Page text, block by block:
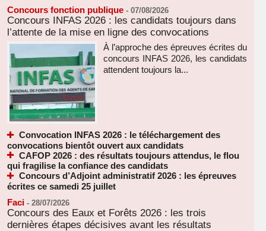
Concours fonction publique - 07/08/2026
Concours INFAS 2026 : les candidats toujours dans
l’attente de la mise en ligne des convocations
À l’approche des épreuves écrites du
concours INFAS 2026, les candidats
attendent toujours la...
Convocation INFAS 2026 : le téléchargement des
convocations bientôt ouvert aux candidats
CAFOP 2026 : des résultats toujours attendus, le flou
qui fragilise la confiance des candidats
Concours d’Adjoint administratif 2026 : les épreuves
écrites ce samedi 25 juillet
Faci - 28/07/2026
Concours des Eaux et Forêts 2026 : les trois
dernières étapes décisives avant les résultats